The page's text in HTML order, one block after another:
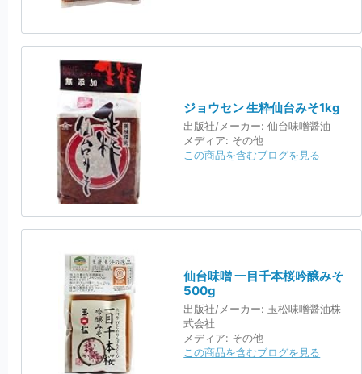
ジョウセン 生粋仙台みそ1kg
出版社/メーカー: 仙台味噌醤油
メディア: その他
この商品を含むブログを見る
仙台味噌 一目千本桜吟醸みそ
500g
出版社/メーカー: 玉松味噌醤油株
式会社
メディア: その他
この商品を含むブログを見る